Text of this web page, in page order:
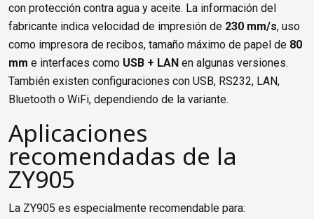
con protección contra agua y aceite. La información del
fabricante indica velocidad de impresión de 230 mm/s, uso
como impresora de recibos, tamaño máximo de papel de 80
mm e interfaces como USB + LAN en algunas versiones.
También existen configuraciones con USB, RS232, LAN,
Bluetooth o WiFi, dependiendo de la variante.
Aplicaciones
recomendadas de la
ZY905
La ZY905 es especialmente recomendable para: